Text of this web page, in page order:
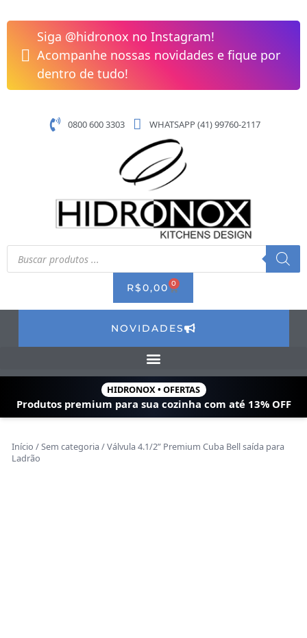
para
conteúdo
Siga @hidronox no Instagram!
Acompanhe nossas novidades e fique por
dentro de tudo!
0800 600 3303 WHATSAPP (41) 99760-2117
Pesquisar
produtos
R$0,00 0 CART
NOVIDADES
HIDRONOX • OFERTAS
Produtos premium para sua cozinha com até 13% OFF
Início /Sem categoria / Válvula 4.1/2” Premium Cuba Bell saída para
Ladrão
4.1/2''
Premium
Cuba
Bell
saída
Ladrão